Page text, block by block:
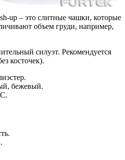
up – это слитные чашки, которые
объем груди, например,
силуэт. Рекомендуется
косточек).
бежевый.